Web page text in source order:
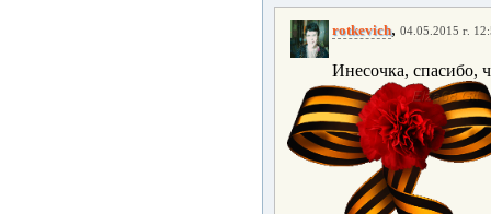
rotkevich, 04.05.2015 г.
Инесочка, спасибо,